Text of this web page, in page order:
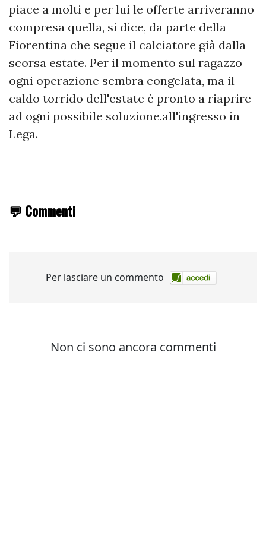
piace a molti e per lui le offerte arriveranno
compresa quella, si dice, da parte della
Fiorentina che segue il calciatore già dalla
scorsa estate. Per il momento sul ragazzo
ogni operazione sembra congelata, ma il
caldo torrido dell'estate è pronto a riaprire
ad ogni possibile soluzione.all'ingresso in
Lega.
💬 Commenti